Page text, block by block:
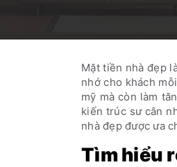
Mặt tiền nhà đẹp
nhớ cho khách
mỹ mà còn làm
kiến trúc sư cân
nhà đẹp được ưa
Tìm hiểu